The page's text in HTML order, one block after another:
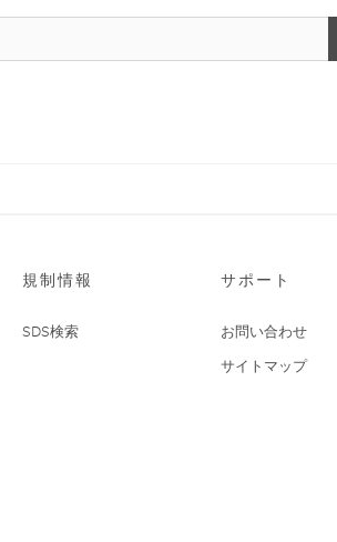
規制情報
SDS検索
サポート
お問い合わせ
サイトマップ